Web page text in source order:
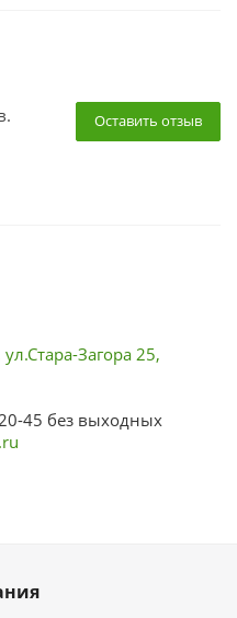
Оставить отзыв
Загора 25,
45 без выходных